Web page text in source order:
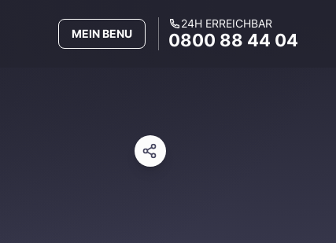
MEIN BENU
24H ERREICHBAR
0800 88 44 04